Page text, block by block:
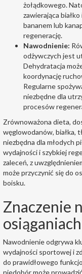
żołądkowego.
zawierająca
bananem lub
regenerację.
Nawodnienie:
odżywczych jest
Dehydratacja
koordynację
Regularne
niezbędne dla
procesów
Zrównoważona dieta,
węglowodanów, białka,
niezbędna dla młodych
wydajności i szybkiej
zaleceń, z
może przyczynić się do
boisku.
Znaczenie
Nawodnienie odgrywa
wydajności sportowej i
do prawidłowego